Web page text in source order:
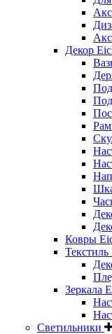
Декор
Ковры
Зеркала
Светильники